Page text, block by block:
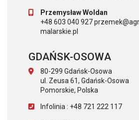
Przemysław Woldan
+48 603 040 927
malarskie.pl
GDAŃSK-OSOWA
80-299 Gdańsk-Osowa
ul. Zeusa 61, Gdańsk-Osowa
Pomorskie, Polska
Infolinia : +48 721 222 117